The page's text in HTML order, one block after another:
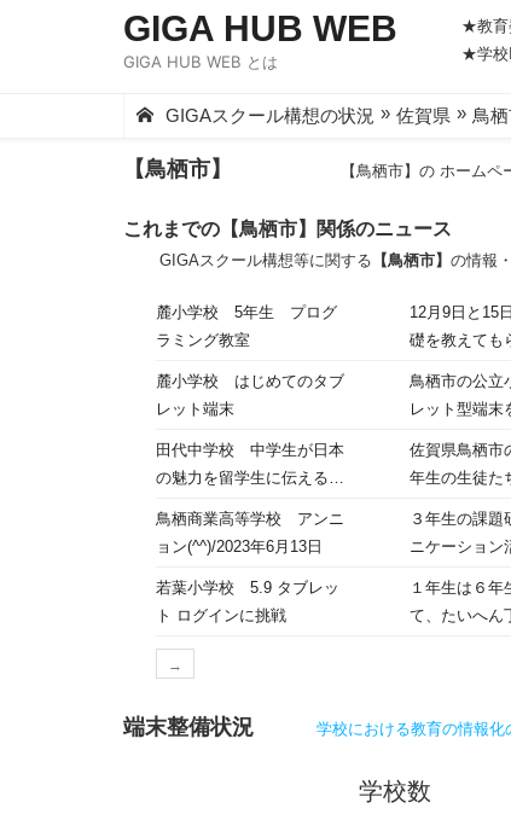
GIGA HUB WEB
GIGA HUB WEB とは
★教育
★学校
GIGAスクール構想の状況 » 佐賀県 » 鳥
【鳥栖市】 【鳥栖市】の ホームペ
これまでの【鳥栖市】関係のニュース
GIGAスクール構想等に関する 【鳥栖市】 の情報
麓小学校 5年生 プログ
ラミング教室
12月9日と15
礎を教えても
麓小学校 はじめてのタブ
レット端末
鳥栖市の公立
レット型端末
田代中学校 中学生が日本
の魅力を留学生に伝える授
佐賀県鳥栖市
年生の生徒た
文化を感じ
「食べ物」
食べます。
ルの留学生は
鳥栖商業高等学校 アンニ
ョン(^^)/2023年6月13日
３年生の課
ニケーション
φ(｀д´)ﾒﾓﾒﾓ
若葉小学校 5.9 タブレッ
ト ログインに挑戦
１年生は６
て、たいへん
→
端末整備状況 学校における教育の情報化
学校数